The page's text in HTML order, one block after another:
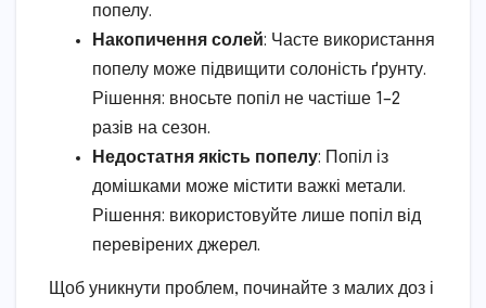
попелу.
Накопичення солей: Часте використання
попелу може підвищити солоність ґрунту.
Рішення: вносьте попіл не частіше 1–2
разів на сезон.
Недостатня якість попелу: Попіл із
домішками може містити важкі метали.
Рішення: використовуйте лише попіл від
перевірених джерел.
Щоб уникнути проблем, починайте з малих доз і